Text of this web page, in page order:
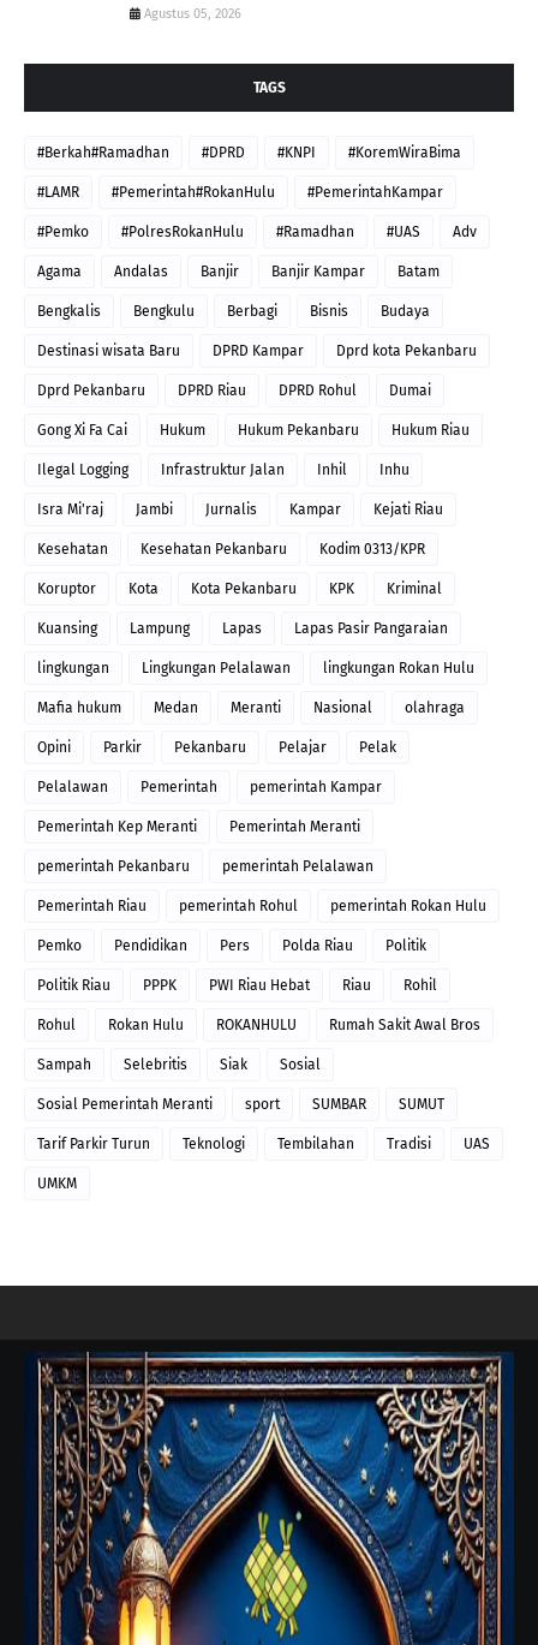
Agustus 05, 2026
TAGS
#Berkah#Ramadhan #DPRD #KNPI #KoremWiraBima
#LAMR #Pemerintah#RokanHulu #PemerintahKampar
#Pemko #PolresRokanHulu #Ramadhan #UAS Adv
Agama Andalas Banjir Banjir Kampar Batam
Bengkalis Bengkulu Berbagi Bisnis Budaya
Destinasi wisata Baru DPRD Kampar Dprd kota Pekanbaru
Dprd Pekanbaru DPRD Riau DPRD Rohul Dumai
Gong Xi Fa Cai Hukum Hukum Pekanbaru Hukum Riau
Ilegal Logging Infrastruktur Jalan Inhil Inhu
Isra Mi'raj Jambi Jurnalis Kampar Kejati Riau
Kesehatan Kesehatan Pekanbaru Kodim 0313/KPR
Koruptor Kota Kota Pekanbaru KPK Kriminal
Kuansing Lampung Lapas Lapas Pasir Pangaraian
lingkungan Lingkungan Pelalawan lingkungan Rokan Hulu
Mafia hukum Medan Meranti Nasional olahraga
Opini Parkir Pekanbaru Pelajar Pelak
Pelalawan Pemerintah pemerintah Kampar
Pemerintah Kep Meranti Pemerintah Meranti
pemerintah Pekanbaru pemerintah Pelalawan
Pemerintah Riau pemerintah Rohul pemerintah Rokan Hulu
Pemko Pendidikan Pers Polda Riau Politik
Politik Riau PPPK PWI Riau Hebat Riau Rohil
Rohul Rokan Hulu ROKANHULU Rumah Sakit Awal Bros
Sampah Selebritis Siak Sosial
Sosial Pemerintah Meranti sport SUMBAR SUMUT
Tarif Parkir Turun Teknologi Tembilahan Tradisi UAS
UMKM